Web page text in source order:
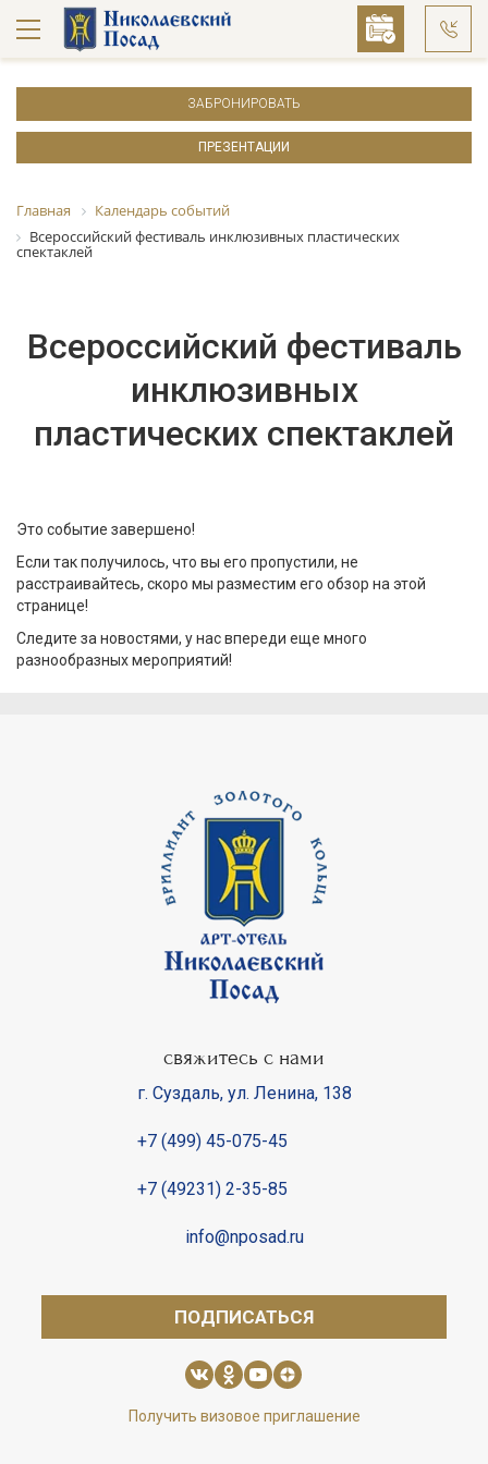
ЗАБРОНИРОВАТЬ
ПРЕЗЕНТАЦИИ
Главная
Календарь событий
Всероссийский фестиваль инклюзивных пластических
спектаклей
Всероссийский фестиваль
инклюзивных
пластических спектаклей
Это событие завершено!
Если так получилось, что вы его пропустили, не
расстраивайтесь, скоро мы разместим его обзор на этой
странице!
Следите за новостями, у нас впереди еще много
разнообразных мероприятий!
свяжитесь с нами
г. Суздаль, ул. Ленина, 138
+7 (499) 45-075-45
+7 (49231) 2-35-85
info@nposad.ru
ПОДПИСАТЬСЯ
Получить визовое приглашение